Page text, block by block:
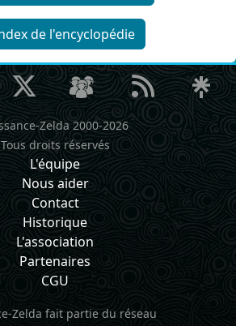
de l'encyclopédie
Zelda 2000-2026
Tous droits réservés
L'équipe
Nous aider
Contact
Historique
L'association
Partenaires
CGU
Zelda fait partie du réseau